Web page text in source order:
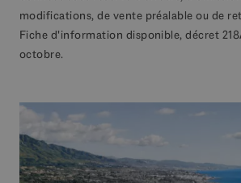
modifications, de vente préalable ou de
Fiche d'information disponible, décret
octobre.